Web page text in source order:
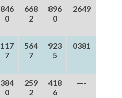
846
0
668
2
896
0
2649
117
7
564
7
923
5
0381
384
0
259
2
418
6
—-